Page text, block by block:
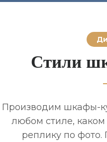
Стили
Производим шкафы-
любом стиле, каком
реплику по